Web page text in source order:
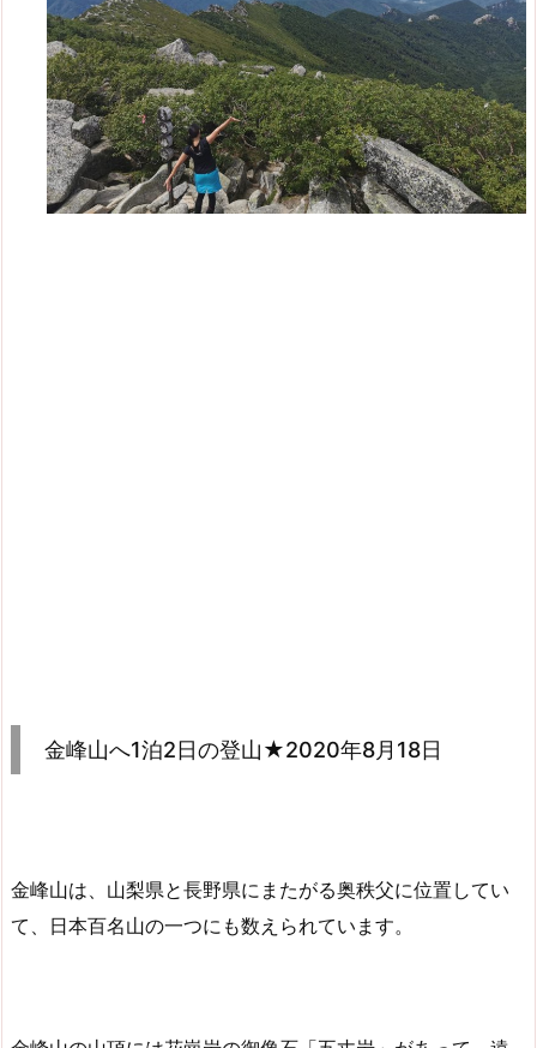
金峰山へ1泊2日の登山★2020年8月18日
金峰山は、山梨県と長野県にまたがる奥秩父に位置してい
て、日本百名山の一つにも数えられています。